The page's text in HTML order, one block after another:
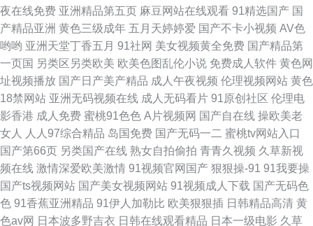
Av入口 AV变态影音 草草草.www 91传mei
夜在线免费 亚洲精品第五页 麻豆网站在线观看 91精选国产 国
产精品亚洲 黄色三级成年 五月天婷婷爱 国产不卡小视频 AV色
哟哟 亚洲天堂丁香五月 91社网 美女视频黄全免费 国产精品第
一页国 另类区另类欧美 欧美色图乱伦小说 免费成人软件 黄色网
址视频播放 国产日产美产精品 成人午夜视频 伦理视频网站 黄色
18禁网站 亚洲无码视频在线 成人无码看片 91原创社区 伦理电
影香港 成人免费 蜜桃91色色 A片视频网 国产自在线 操欧美老
女人
人人97综合精品 岛国免费 国产无码一二 蜜桃tv网站入口
国产第66页 另类国产在线 熟女自拍偷拍 青青久视频 久草新视
频在线 激情深爱欧美激情 91视频官网国产 狠狠操-91 91我要操
国产ts视频网站 国产美女视频网站 91视频成人下载 国产无码色
色 91香蕉亚洲精品 91伊人加勒比 欧美狠狠插 日韩精品高清 黄
色av网 日本波多野吉衣 日韩在线观看精品 日本一级电影 久草